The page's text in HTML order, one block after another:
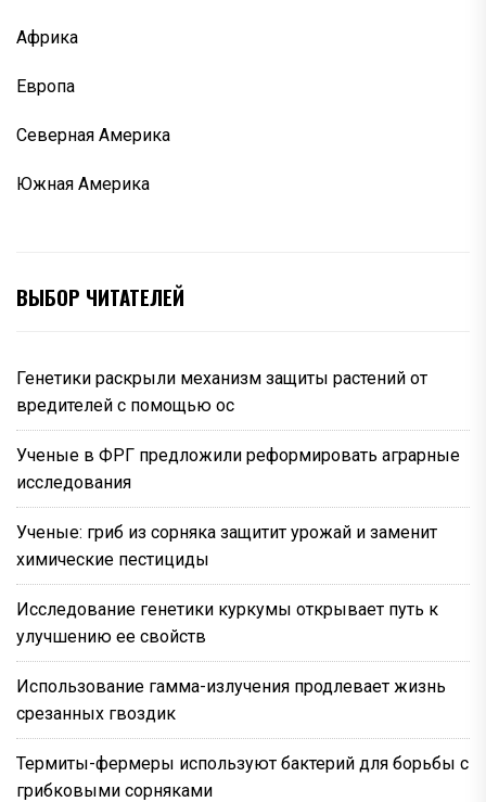
Африка
Европа
Северная Америка
Южная Америка
ВЫБОР ЧИТАТЕЛЕЙ
Генетики раскрыли механизм защиты растений от
вредителей с помощью ос
Ученые в ФРГ предложили реформировать аграрные
исследования
Ученые: гриб из сорняка защитит урожай и заменит
химические пестициды
Исследование генетики куркумы открывает путь к
улучшению ее свойств
Использование гамма-излучения продлевает жизнь
срезанных гвоздик
Термиты-фермеры используют бактерий для борьбы с
грибковыми сорняками